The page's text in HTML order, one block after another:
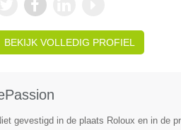
BEKIJK VOLLEDIG PROFIEL
gevestigd in de plaats Roloux en in de